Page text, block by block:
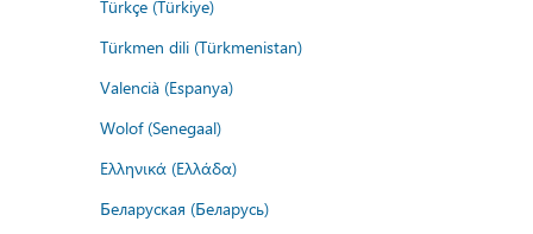
Türkçe (Türkiye)
Türkmen dili (Türkmenistan)
Valencià (Espanya)
Wolof (Senegaal)
Ελληνικά (Ελλάδα)
Беларуская (Беларусь)